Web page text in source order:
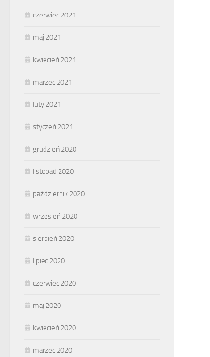
czerwiec 2021
maj 2021
kwiecień 2021
marzec 2021
luty 2021
styczeń 2021
grudzień 2020
listopad 2020
październik 2020
wrzesień 2020
sierpień 2020
lipiec 2020
czerwiec 2020
maj 2020
kwiecień 2020
marzec 2020